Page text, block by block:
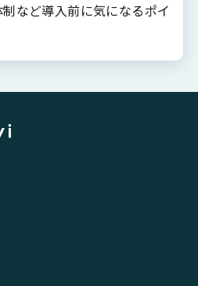
など導入前に気になるポイ